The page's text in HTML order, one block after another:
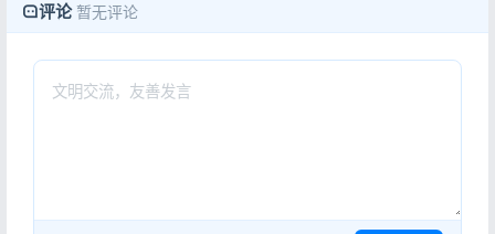
评论 暂无评论